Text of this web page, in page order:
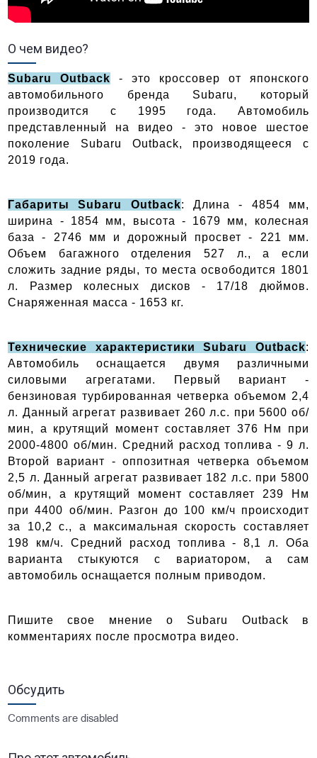
О чем видео?
Subaru Outback - это кроссовер от японского
автомобильного бренда Subaru, который
производится с 1995 года. Автомобиль
представленный на видео - это новое шестое
поколение Subaru Outback, производящееся с
2019 года.
Габариты Subaru Outback: Длина - 4854 мм,
ширина - 1854 мм, высота - 1679 мм, колесная
база - 2746 мм и дорожный просвет - 221 мм.
Объем багажного отделения 527 л., а если
сложить задние ряды, то места освободится 1801
л. Размер колесных дисков - 17/18 дюймов.
Снаряженная масса - 1653 кг.
Технические характеристики Subaru Outback:
Автомобиль оснащается двумя различными
силовыми агрегатами. Первый вариант -
бензиновая турбированная четверка объемом 2,4
л. Данный агрегат развивает 260 л.с. при 5600 об/
мин, а крутящий момент составляет 376 Нм при
2000-4800 об/мин. Средний расход топлива - 9 л.
Второй вариант - оппозитная четверка объемом
2,5 л. Данный агрегат развивает 182 л.с. при 5800
об/мин, а крутящий момент составляет 239 Нм
при 4400 об/мин. Разгон до 100 км/ч происходит
за 10,2 с., а максимальная скорость составляет
198 км/ч. Средний расход топлива - 8,1 л. Оба
варианта стыкуются с вариатором, а сам
автомобиль оснащается полным приводом.
Пишите свое мнение о Subaru Outback в
комментариях после просмотра видео.
Обсудить
Comments are disabled